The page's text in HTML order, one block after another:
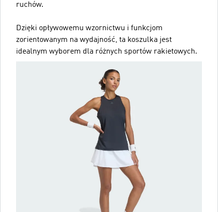
ruchów.
Dzięki opływowemu wzornictwu i funkcjom
zorientowanym na wydajność, ta koszulka jest
idealnym wyborem dla różnych sportów rakietowych.